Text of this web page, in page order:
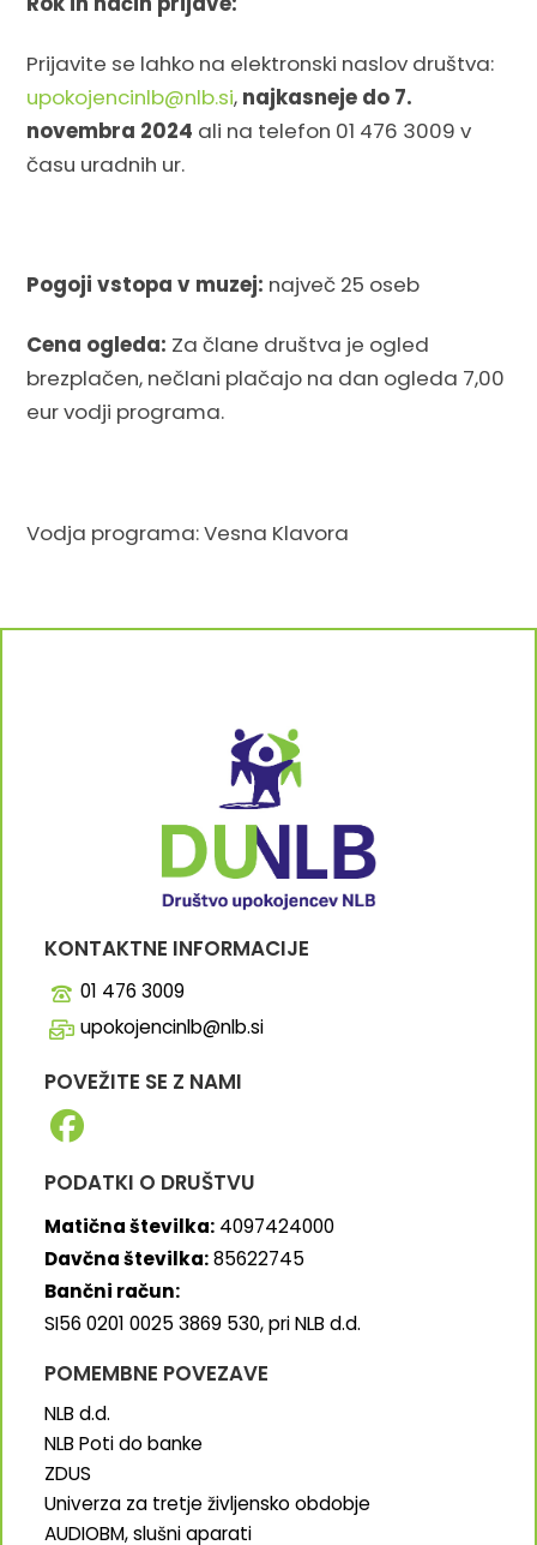
Prijavite se lahko na elektronski naslov društva:
upokojencinlb@nlb.si, najkasneje do 7.
novembra 2024 ali na telefon 01 476 3009 v
času uradnih ur.
Pogoji vstopa v muzej: največ 25 oseb
Cena ogleda: Za člane društva je ogled
brezplačen, nečlani plačajo na dan ogleda 7,00
eur vodji programa.
Vodja programa: Vesna Klavora
KONTAKTNE INFORMACIJE
01 476 3009
upokojencinlb@nlb.si
POVEŽITE SE Z NAMI
PODATKI O DRUŠTVU
Matična številka:4097424000
Davčna številka:85622745
Bančni račun:
SI56 0201 0025 3869 530, pri NLB d.d.
POMEMBNE POVEZAVE
NLB d.d.
NLB Poti do banke
ZDUS
Univerza za tretje življensko obdobje
AUDIOBM, slušni aparati